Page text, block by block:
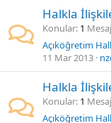
Halkla
Konular 1
11 Mar 2013
Halkla
Konular 1
Açıköğretim